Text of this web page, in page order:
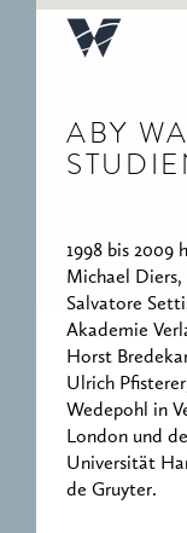
DAS
HEUTE
TEAM
POLITISCHE
STUDIEN
ABY
ARCHIV
KUNST
ABY
1998 bis 2009
Michael Diers,
Salvatore
Akademie
Horst
Ulrich
Wedepohl in
London und
Universität
de Gruyter.